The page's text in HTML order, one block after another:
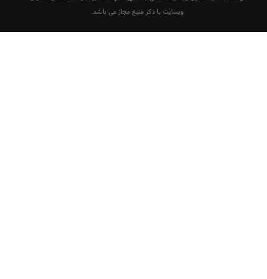
وبسایت با ذکر منبع مجاز می باشد.